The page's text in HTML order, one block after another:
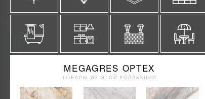
MEGAGRES OPTEX
ТОВАРЫ ИЗ ЭТОЙ КОЛЛЕКЦИИ